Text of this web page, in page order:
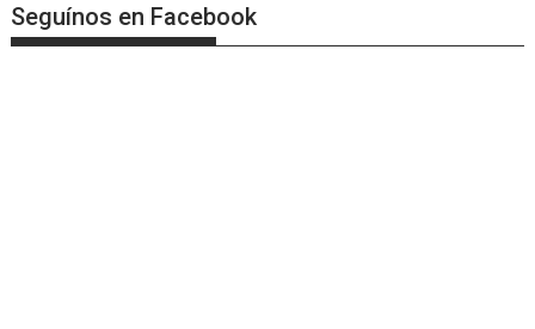
Seguínos en Facebook